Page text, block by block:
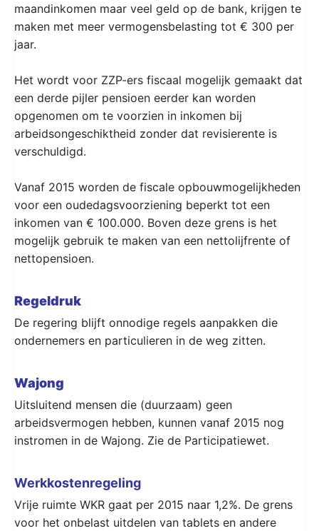
maandinkomen maar veel geld op de bank, krijgen te
maken met meer vermogensbelasting tot € 300 per
jaar.
Het wordt voor ZZP-ers fiscaal mogelijk gemaakt dat
een derde pijler pensioen eerder kan worden
opgenomen om te voorzien in inkomen bij
arbeidsongeschiktheid zonder dat revisierente is
verschuldigd.
Vanaf 2015 worden de fiscale opbouwmogelijkheden
voor een oudedagsvoorziening beperkt tot een
inkomen van € 100.000. Boven deze grens is het
mogelijk gebruik te maken van een nettolijfrente of
nettopensioen.
Regeldruk
De regering blijft onnodige regels aanpakken die
ondernemers en particulieren in de weg zitten.
Wajong
Uitsluitend mensen die (duurzaam) geen
arbeidsvermogen hebben, kunnen vanaf 2015 nog
instromen in de Wajong. Zie de Participatiewet.
Werkkostenregeling
Vrije ruimte WKR gaat per 2015 naar 1,2%. De grens
voor het onbelast uitdelen van tablets en andere